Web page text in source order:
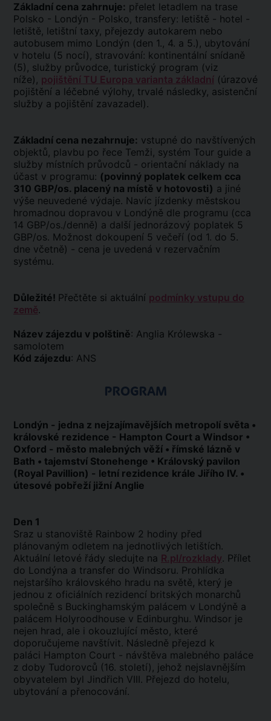
Základní cena zahrnuje: přelet letadlem na trase
Polsko - Londýn - Polsko, transfery: letiště - hotel -
letiště, letištní taxy, přejezdy autokarem nebo
autobusem mimo Londýn (den 1., 4. a 5.), ubytování
v hotelu (5 nocí), stravování: kontinentální snídaně
(5), služby průvodce, turistický program (viz
níže), pojištění TU Europa varianta základní (úrazové
pojištění a léčebné výlohy, trvalé následky, asistenční
služby a pojištění zavazadel).
Základní cena nezahrnuje: vstupné do navštívených
objektů, plavbu po řece Temži, systém Tour guide a
služby místních průvodců - orientační náklady na
účast v programu: (povinný poplatek celkem cca
310 GBP/os. placený na místě v hotovosti) a jiné
výše neuvedené výdaje. Navíc jízdenky městskou
hromadnou dopravou v Londýně dle programu (cca
14 GBP/os./denně) a další jednorázový poplatek 5
GBP/os. Možnost dokoupení 5 večeří (od 1. do 5.
dne včetně) - cena je uvedená v rezervačním
systému.
Důležité! Přečtěte si aktuální podmínky vstupu do
země.
Název zájezdu v polštině: Anglia Królewska -
samolotem
Kód zájezdu: ANS
PROGRAM
Londýn - jedna z nejzajímavějších metropolí světa •
královské rezidence - Hampton Court a Windsor •
Oxford - město malebných věží • římské lázně v
Bath • tajemství Stonehenge • Královský pavilon
(Royal Pavillion) - letní rezidence krále Jiřího IV. •
útesové pobřeží jižní Anglie
Den 1
Sraz u stanoviště Rainbow 2 hodiny před
plánovaným odletem na jednotlivých letištích.
Aktuální letové řády sledujte na R.pl/rozklady. Přílet
do Londýna a transfer do Windsoru. Prohlídka
nejstaršího královského hradu na světě, který je
jednou z oficiálních rezidencí britských monarchů
společně s Buckinghamským palácem v Londýně a
palácem Holyroodhouse v Edinburghu. Windsor je
nejen hrad, ale i okouzlující město, které
doporučujeme navštívit. Následně přejezd k
paláci Hampton Court - návštěva malebného paláce
z doby Tudorovců (16. století), jehož nejslavnějším
obyvatelem byl Jindřich VIII. Přejezd do hotelu,
ubytování a přenocování.